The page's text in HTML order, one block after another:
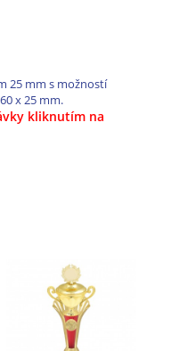
25 mm s možností
x 25 mm.
kliknutím na